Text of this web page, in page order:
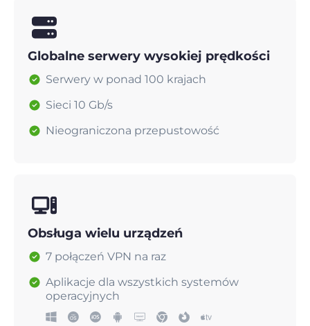
Globalne serwery wysokiej prędkości
Serwery w ponad 100 krajach
Sieci 10 Gb/s
Nieograniczona przepustowość
Obsługa wielu urządzeń
7 połączeń VPN na raz
Aplikacje dla wszystkich systemów
operacyjnych